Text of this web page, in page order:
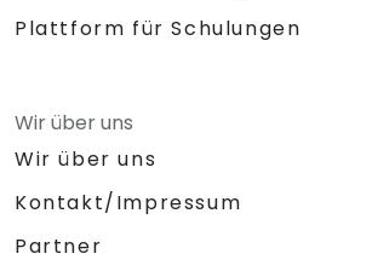
Plattform für Schulungen
Wir über uns
Wir über uns
Kontakt/Impressum
Partner